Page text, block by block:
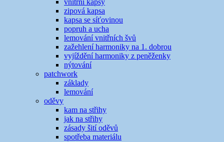
vnitřní kapsy
zipová kapsa
kapsa se síťovinou
popruh a ucha
lemování vnitřních švů
zažehlení harmoniky na 1. dobrou
vyjíždění harmoniky z peněženky
nýtování
patchwork
základy
lemování
oděvy
kam na střihy
jak na střihy
zásady šití oděvů
spotřeba materiálu